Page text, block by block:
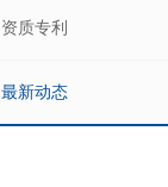
资质专利
最新动态